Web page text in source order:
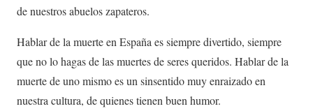
de nuestros abuelos zapateros.
Hablar de la muerte en España es siempre divertido, siempre
que no lo hagas de las muertes de seres queridos. Hablar de la
muerte de uno mismo es un sinsentido muy enraizado en
nuestra cultura, de quienes tienen buen humor.